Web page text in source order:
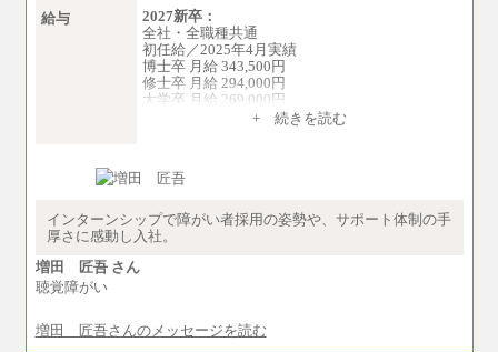
給与
2027新卒：
全社・全職種共通
初任給／2025年4月実績
博士卒 月給 343,500円
修士卒 月給 294,000円
大学卒 月給 269,000円
※試用期間の給与に変更はございません
ます。
円
+ 続きを読む
インターンシップで障がい者採用の姿勢や、サポート体制の手
厚さに感動し入社。
増田 匠吾 さん
聴覚障がい
増田 匠吾さんのメッセージを読む